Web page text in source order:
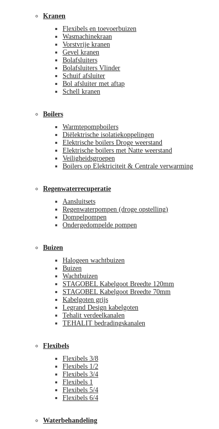
Kranen
Flexibels en toevoerbuizen
Wasmachinekraan
Vorstvrije kranen
Gevel kranen
Bolafsluiters
Bolafsluiters Vlinder
Schuif afsluiter
Bol afsluiter met aftap
Schell kranen
Boilers
Warmtepompboilers
Diëlektrische isolatiekoppelingen
Elektrische boilers Droge weerstand
Elektrische boilers met Natte weerstand
Veiligheidsgroepen
Boilers op Elektriciteit & Centrale verwarming
Regenwaterrecuperatie
Aansluitsets
Regenwaterpompen (droge opstelling)
Dompelpompen
Ondergedompelde pompen
Buizen
Halogeen wachtbuizen
Buizen
Wachtbuizen
STAGOBEL Kabelgoot Breedte 120mm
STAGOBEL Kabelgoot Breedte 70mm
Kabelgoten grijs
Legrand Design kabelgoten
Tehalit verdeelkanalen
TEHALIT bedradingskanalen
Flexibels
Flexibels 3/8
Flexibels 1/2
Flexibels 3/4
Flexibels 1
Flexibels 5/4
Flexibels 6/4
Waterbehandeling